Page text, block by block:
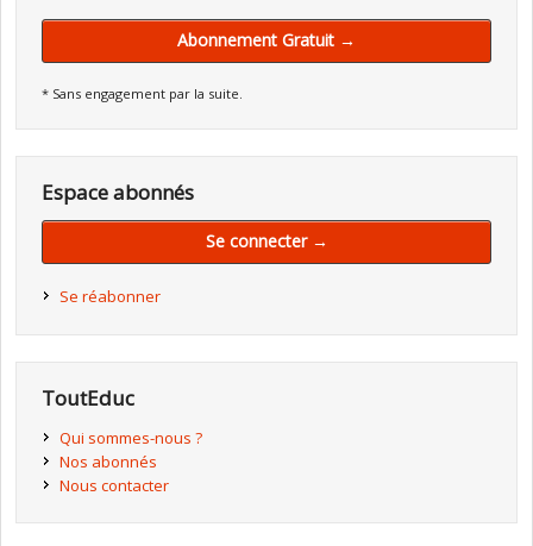
Abonnement Gratuit →
* Sans engagement par la suite.
Espace abonnés
Se connecter →
Se réabonner
ToutEduc
Qui sommes-nous ?
Nos abonnés
Nous contacter